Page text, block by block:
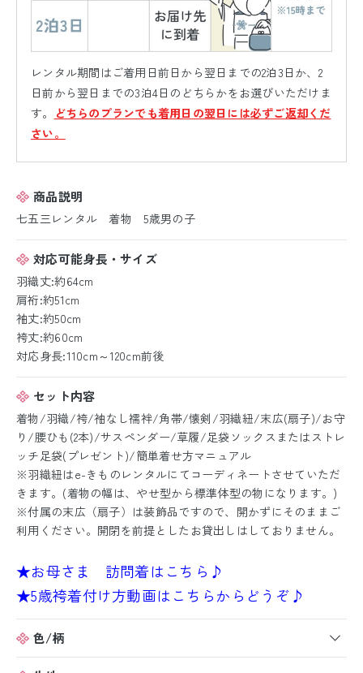
レンタル期間はご着用日前日から翌日までの2泊3日か、2
日前から翌日までの3泊4日のどちらかをお選びいただけま
す。
どちらのプランでも着用日の翌日には必ずご返却くだ
さい。
商品説明
七五三レンタル 着物 5歳男の子
対応可能身長・サイズ
羽織丈:約64cm
肩裄:約51cm
袖丈:約50cm
袴丈:約60cm
対応身長:110cm～120cm前後
セット内容
着物/羽織/袴/袖なし襦袢/角帯/懐剣/羽織紐/末広(扇子)/お守
り/腰ひも(2本)/サスペンダー/草履/足袋ソックスまたはストレ
ッチ足袋(プレゼント)/簡単着せ方マニュアル
※羽織紐はe-きものレンタルにてコーディネートさせていただ
きます。(着物の幅は、やせ型から標準体型の物になります。)
※付属の末広（扇子）は装飾品ですので、開かずにそのままご
利用ください。開閉を前提としたお貸出しはしておりません。
★お母さま 訪問着はこちら♪
★5歳袴着付け方動画はこちらからどうぞ♪
色/柄